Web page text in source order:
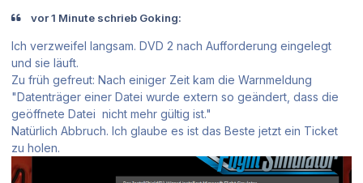
vor 1 Minute schrieb Goking:
Ich verzweifel langsam. DVD 2 nach Aufforderung eingelegt
und sie läuft.
Zu früh gefreut: Nach einiger Zeit kam die Warnmeldung
"Datenträger einer Datei wurde extern so geändert, dass die
geöffnete Datei nicht mehr gültig ist."
Natürlich Abbruch. Ich glaube es ist das Beste jetzt ein Ticket
zu holen.